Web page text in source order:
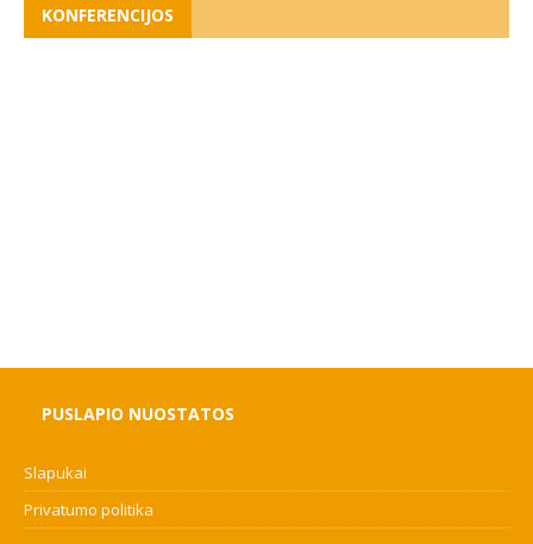
KONFERENCIJOS
PUSLAPIO NUOSTATOS
Slapukai
Privatumo politika